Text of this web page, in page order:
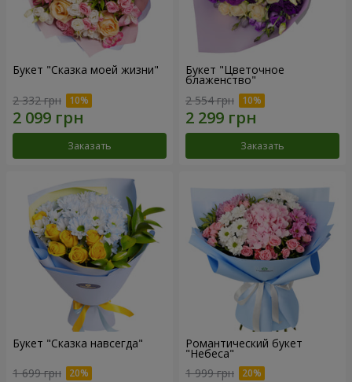
Букет "Сказка моей жизни"
2 332 грн
Заказать
Букет "Цветочное
блаженство"
2 554 грн
Заказать
Букет "Сказка навсегда"
1 699 грн
Романтический букет
"Небеса"
1 999 грн